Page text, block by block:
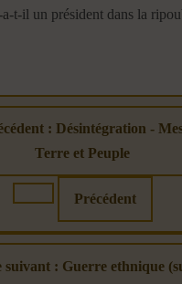
t-il un président dans la
: Désintégration -
Terre et Peuple
Précédent
suivant : Guerre ethnique